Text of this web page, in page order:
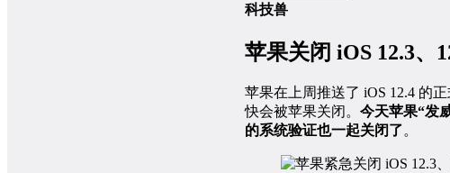
科技兽
苹果关闭 iOS 12.3、
苹果在上周推送了 iOS 12.4 的
快会被苹果关闭。 今天苹果“发
的系统验证也一起关闭了。